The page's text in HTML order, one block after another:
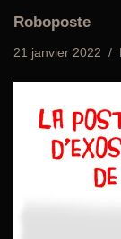
Roboposte
21 janvier 2022